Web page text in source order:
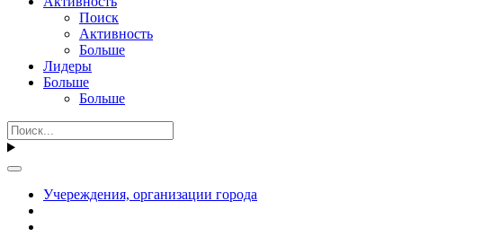
Поиск
Активность
Больше
Лидеры
Больше
Больше
Учереждения, организации города